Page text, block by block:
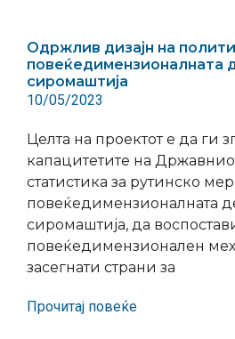
Одржлив дизајн на
повеќедимензионалната
сиромаштија
10/05/2023
Целта на проектот е да ги
капацитетите на
статистика за рутинско
повеќедимензионалната
сиромаштија, да
повеќедимензионален
засегнати страни за
Прочитај повеќе